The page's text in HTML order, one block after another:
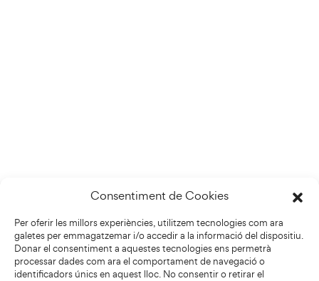
Consentiment de Cookies
Per oferir les millors experiències, utilitzem tecnologies com ara
galetes per emmagatzemar i/o accedir a la informació del dispositiu.
Donar el consentiment a aquestes tecnologies ens permetrà
processar dades com ara el comportament de navegació o
identificadors únics en aquest lloc. No consentir o retirar el